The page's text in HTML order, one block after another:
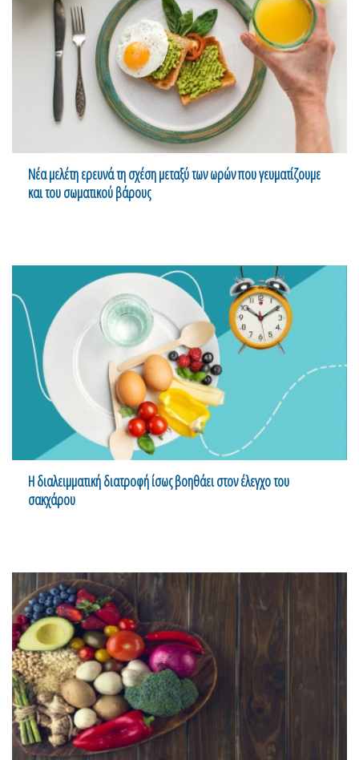
Νέα μελέτη ερευνά τη σχέση μεταξύ των ωρών που γευματίζουμε
και του σωματικού βάρους
H διαλειμματική διατροφή ίσως βοηθάει στον έλεγχο του
σακχάρου